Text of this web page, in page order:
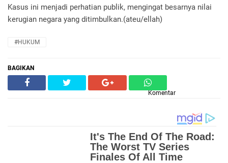
Kasus ini menjadi perhatian publik, mengingat besarnya nilai
kerugian negara yang ditimbulkan.(ateu/ellah)
#HUKUM
BAGIKAN
Komentar